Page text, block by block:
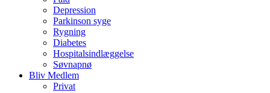
Depression
Parkinson syge
Rygning
Diabetes
Hospitalsindlæggelse
Søvnapnø
Bliv Medlem
Privat